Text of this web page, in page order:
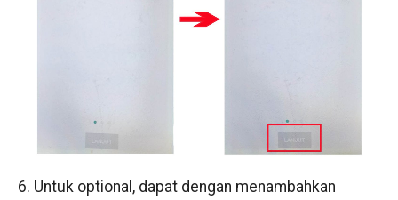
6. Untuk optional, dapat dengan menambahkan